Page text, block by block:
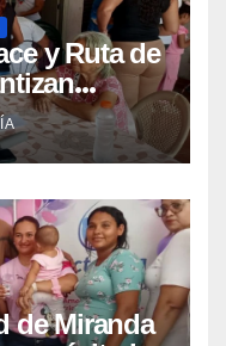
y Ruta de
en
de Miranda